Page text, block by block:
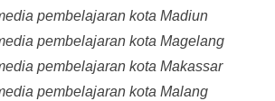
pembelajaran kota Madiun
pembelajaran kota Magelang
pembelajaran kota Makassar
pembelajaran kota Malang